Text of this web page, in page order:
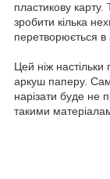
пластикову
зробити кілька
перетворюється в
Цей ніж настільки
аркуш паперу.
нарізати буде не
такими